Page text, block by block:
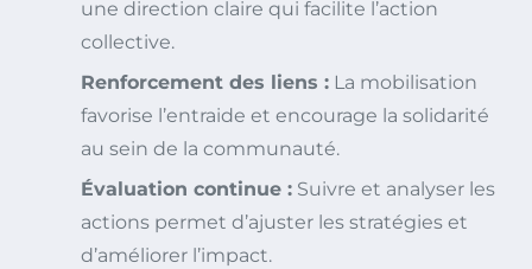
une direction claire qui facilite l’action
collective.
Renforcement des liens : La mobilisation
favorise l’entraide et encourage la solidarité
au sein de la communauté.
Évaluation continue : Suivre et analyser les
actions permet d’ajuster les stratégies et
d’améliorer l’impact.